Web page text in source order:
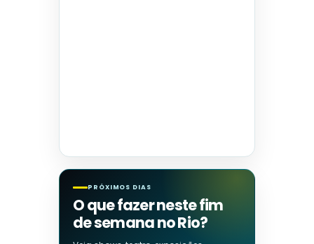
PRÓXIMOS DIAS
O que fazer neste fim
de semana no Rio?